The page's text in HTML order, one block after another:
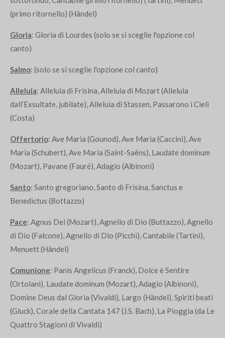
(primo ritornello) (Händel)
Gloria: Gloria di Lourdes (solo se si sceglie l'opzione col
canto)
Salmo: (solo se si sceglie l'opzione col canto)
Alleluia: Alleluia di Frisina, Alleluia di Mozart (Alleluia
dall’Exsultate, jubilate), Alleluia di Stassen, Passarono i Cieli
(Costa)
Offertorio: Ave Maria (Gounod), Ave Maria (Caccini), Ave
Maria (Schubert), Ave Maria (Saint-Saëns), Laudate dominum
(Mozart), Pavane (Fauré), Adagio (Albinoni)
Santo: Santo gregoriano, Santo di Frisina, Sanctus e
Benedictus (Bottazzo)
Pace: Agnus Dei (Mozart), Agnello di Dio (Buttazzo), Agnello
di Dio (Falcone), Agnello di Dio (Picchi), Cantabile (Tartini),
Menuett (Händel)
Comunione: Panis Angelicus (Franck), Dolce è Sentire
(Ortolani), Laudate dominum (Mozart), Adagio (Albinoni),
Domine Deus dal Gloria (Vivaldi), Largo (Händel), Spiriti beati
(Gluck), Corale della Cantata 147 (J.S. Bach), La Pioggia (da Le
Quattro Stagioni di Vivaldi)